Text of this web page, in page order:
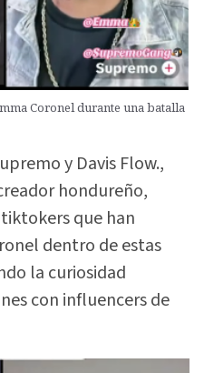
Coronel durante una batalla
y Davis Flow.,
hondureño,
que han
dentro de estas
la curiosidad
con influencers de